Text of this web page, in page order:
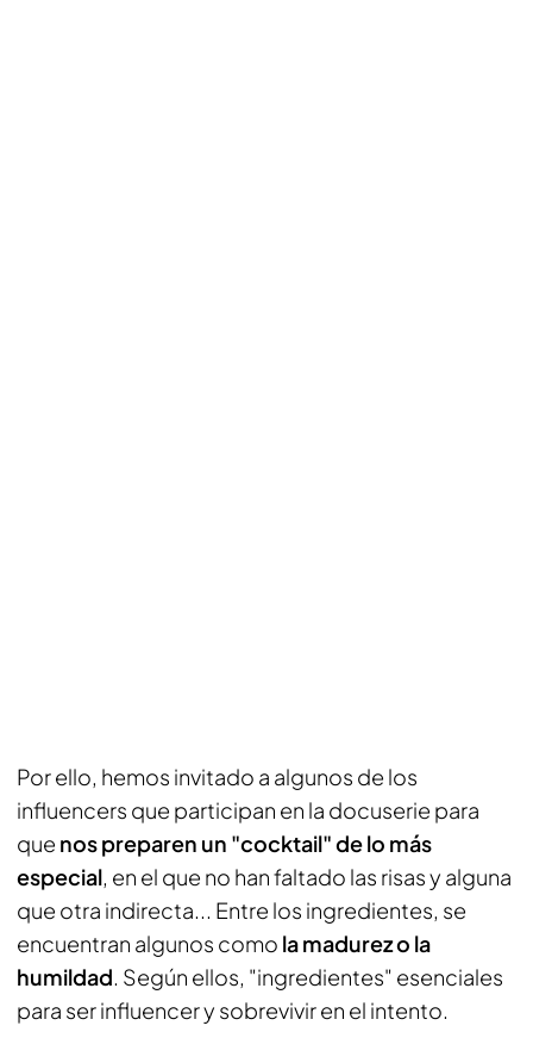
Por ello, hemos invitado a algunos de los
influencers que participan en la docuserie para
que nos preparen un "cocktail" de lo más
especial, en el que no han faltado las risas y alguna
que otra indirecta... Entre los ingredientes, se
encuentran algunos como la madurez o la
humildad. Según ellos, "ingredientes" esenciales
para serinfluencery sobrevivir en el intento.